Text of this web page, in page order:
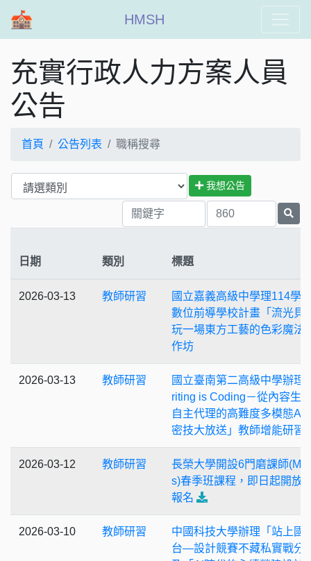
HMSH
充實行政人力方案人員
公告
首頁 公告列表 職稱搜尋
我想公告
日期 類別 標題
2026-03-13 教師研習
國立嘉義高級中學理114學
數位前導學校計畫「流光貝
玩一場東方工藝的色彩魔法
作坊
2026-03-13 教師研習
國立臺南第二高級中學辦理
riting is Coding－從內容生
自主代理的高難度多模態AI
密技大放送」教師增能研習
2026-03-12 教師研習
長榮大學開設6門磨課師
s)春季班課程，即日起開放
報名
2026-03-10 教師研習
中國科技大學辦理「站上國
台—設計競賽不藏私實戰分